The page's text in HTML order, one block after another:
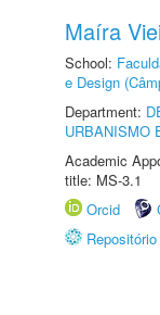
Maíra
School:
e Design
Department:
URBANISMO
Academic
title: MS-3.1
Orcid